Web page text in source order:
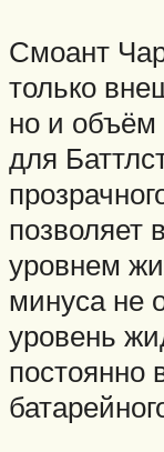
Смоант
только
но и объём
для
позволяет
уровнем
минуса не
уровень
постоянно